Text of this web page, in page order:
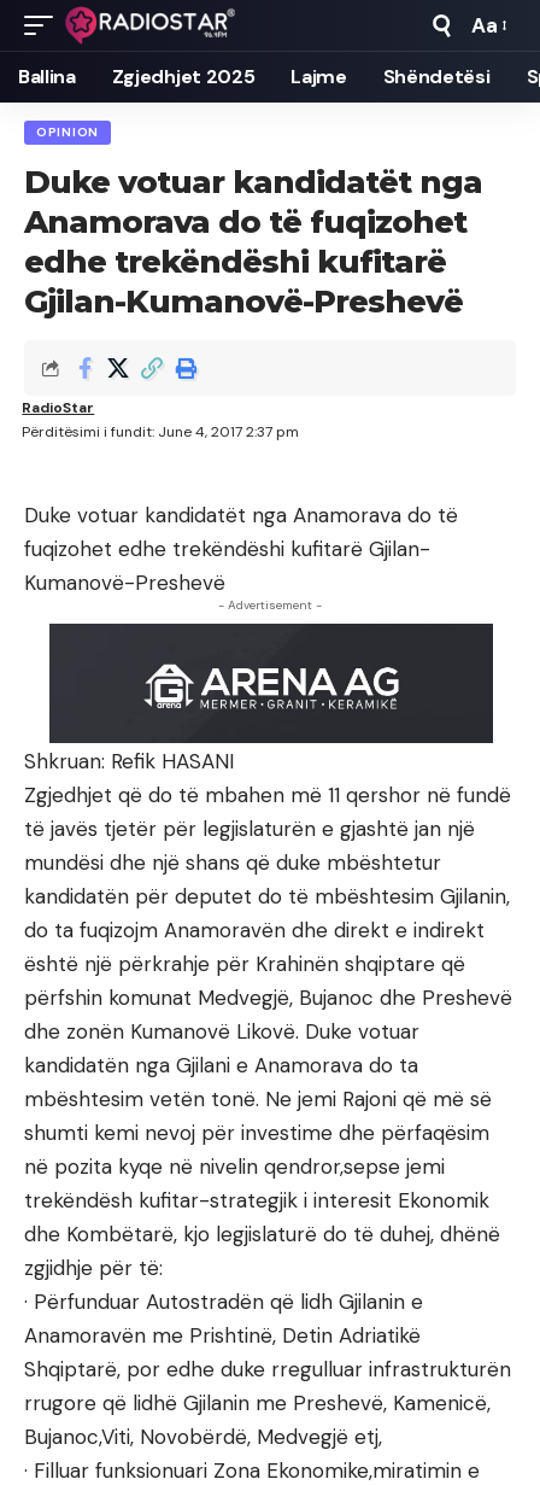
Font
Resizer
Aa
Ballina Zgjedhjet 2025 Lajme Shëndetësi
OPINION
Duke votuar kandidatët nga
Anamorava do të fuqizohet
edhe trekëndëshi kufitarë
Gjilan-Kumanovë-Preshevë
Përditësimi i fundit: June 4, 2017 2:37 pm
RadioStar
Duke votuar kandidatët nga Anamorava do të
fuqizohet edhe trekëndëshi kufitarë Gjilan-
Kumanovë-Preshevë
- Advertisement -
Shkruan: Refik HASANI
Zgjedhjet që do të mbahen më 11 qershor në fundë
të javës tjetër për legjislaturën e gjashtë jan një
mundësi dhe një shans që duke mbështetur
kandidatën për deputet do të mbështesim Gjilanin,
do ta fuqizojm Anamoravën dhe direkt e indirekt
është një përkrahje për Krahinën shqiptare që
përfshin komunat Medvegjë, Bujanoc dhe Preshevë
dhe zonën Kumanovë Likovë. Duke votuar
kandidatën nga Gjilani e Anamorava do ta
mbështesim vetën tonë. Ne jemi Rajoni që më së
shumti kemi nevoj për investime dhe përfaqësim
në pozita kyqe në nivelin qendror,sepse jemi
trekëndësh kufitar-strategjik i interesit Ekonomik
dhe Kombëtarë, kjo legjislaturë do të duhej, dhënë
zgjidhje për të:
· Përfunduar Autostradën që lidh Gjilanin e
Anamoravën me Prishtinë, Detin Adriatikë
Shqiptarë, por edhe duke rregulluar infrastrukturën
rrugore që lidhë Gjilanin me Preshevë, Kamenicë,
Bujanoc,Viti, Novobërdë, Medvegjë etj,
· Filluar funksionuari Zona Ekonomike,miratimin e